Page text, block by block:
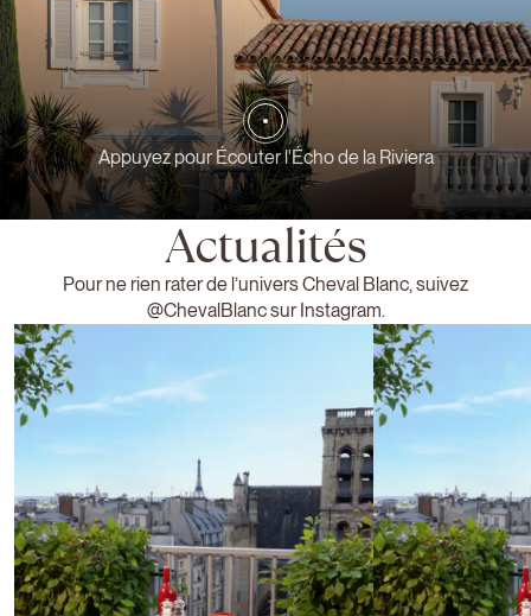
Appuyez pour Écouter l'Écho de la Riviera
Actualités
Pour ne rien rater de l’univers Cheval Blanc, suivez
@ChevalBlancsur Instagram.